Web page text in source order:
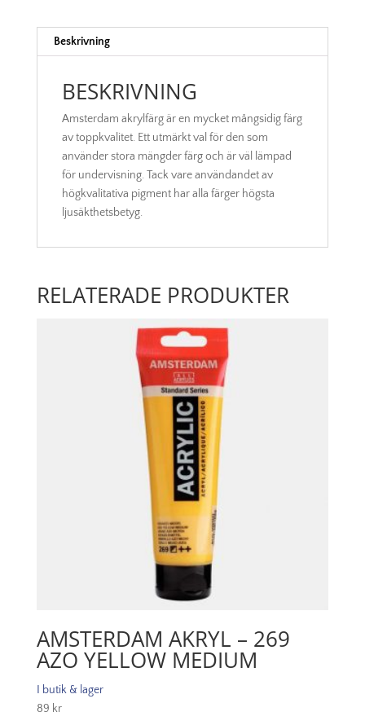
Beskrivning
BESKRIVNING
Amsterdam akrylfärg är en mycket mångsidig färg
av toppkvalitet. Ett utmärkt val för den som
använder stora mängder färg och är väl lämpad
för undervisning. Tack vare användandet av
högkvalitativa pigment har alla färger högsta
ljusäkthetsbetyg.
RELATERADE PRODUKTER
AMSTERDAM AKRYL – 269
AZO YELLOW MEDIUM
I butik & lager
89 kr